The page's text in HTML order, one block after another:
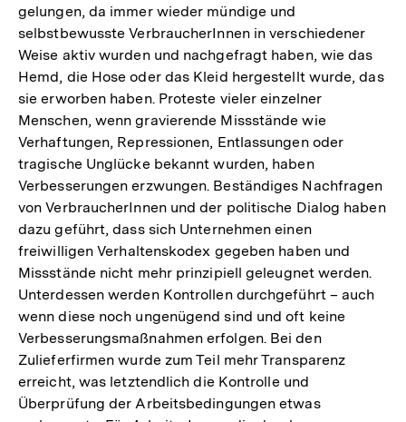
gelungen, da immer wieder mündige und
selbstbewusste VerbraucherInnen in verschiedener
Weise aktiv wurden und nachgefragt haben, wie das
Hemd, die Hose oder das Kleid hergestellt wurde, das
sie erworben haben. Proteste vieler einzelner
Menschen, wenn gravierende Missstände wie
Verhaftungen, Repressionen, Entlassungen oder
tragische Unglücke bekannt wurden, haben
Verbesserungen erzwungen. Beständiges Nachfragen
von VerbraucherInnen und der politische Dialog haben
dazu geführt, dass sich Unternehmen einen
freiwilligen Verhaltenskodex gegeben haben und
Missstände nicht mehr prinzipiell geleugnet werden.
Unterdessen werden Kontrollen durchgeführt – auch
wenn diese noch ungenügend sind und oft keine
Verbesserungsmaßnahmen erfolgen. Bei den
Zulieferfirmen wurde zum Teil mehr Transparenz
erreicht, was letztendlich die Kontrolle und
Überprüfung der Arbeitsbedingungen etwas